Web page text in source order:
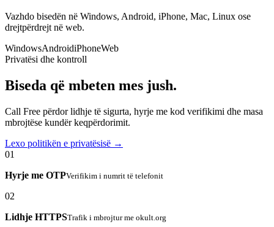
Vazhdo bisedën në Windows, Android, iPhone, Mac, Linux ose
drejtpërdrejt në web.
WindowsAndroidiPhoneWeb
Privatësi dhe kontroll
Biseda që mbeten mes jush.
Call Free përdor lidhje të sigurta, hyrje me kod verifikimi dhe masa
mbrojtëse kundër keqpërdorimit.
Lexo politikën e privatësisë →
01
Hyrje me OTPVerifikim i numrit të telefonit
02
Lidhje HTTPSTrafik i mbrojtur me okult.org